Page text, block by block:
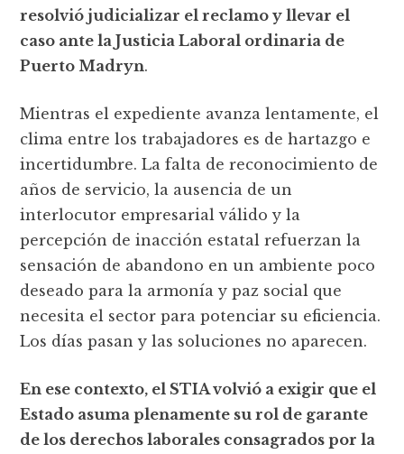
resolvió judicializar el reclamo y llevar el
caso ante la Justicia Laboral ordinaria de
Puerto Madryn.
Mientras el expediente avanza lentamente, el
clima entre los trabajadores es de hartazgo e
incertidumbre. La falta de reconocimiento de
años de servicio, la ausencia de un
interlocutor empresarial válido y la
percepción de inacción estatal refuerzan la
sensación de abandono en un ambiente poco
deseado para la armonía y paz social que
necesita el sector para potenciar su eficiencia.
Los días pasan y las soluciones no aparecen.
En ese contexto, el STIA volvió a exigir que el
Estado asuma plenamente su rol de garante
de los derechos laborales consagrados por la